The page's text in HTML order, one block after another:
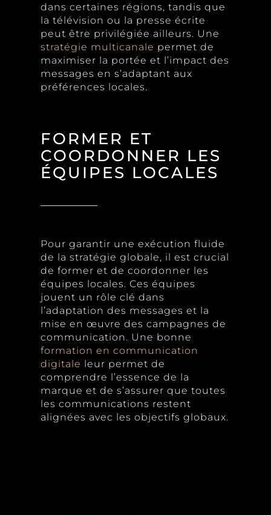
dans certaines régions, tandis que
la télévision ou la presse écrite
peut être privilégiée ailleurs. Une
stratégie multicanale permet de
maximiser la portée et l’impact des
messages en s’adaptant aux
préférences locales.
FORMER ET
COORDONNER LES
ÉQUIPES LOCALES
Pour garantir une exécution fluide
de la stratégie globale, il est crucial
de former et de coordonner les
équipes locales. Ces équipes
jouent un rôle clé dans
l’adaptation des messages et la
mise en œuvre des campagnes de
communication. Une bonne
formation en communication
digitale
leur permet de
comprendre l’essence de la
marque et de s’assurer que toutes
les communications restent
alignées avec les objectifs globaux.